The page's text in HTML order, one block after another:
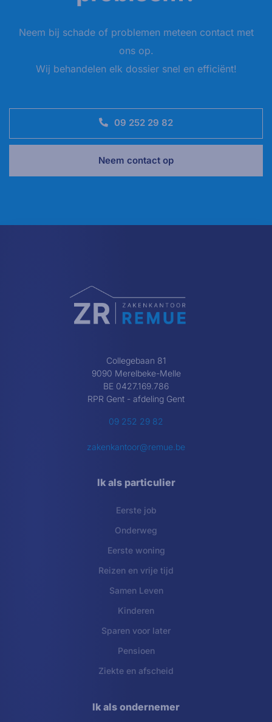
Neem bij schade of problemen meteen contact met
ons op.
Wij behandelen elk dossier snel en efficiënt!
09 252 29 82
Neem contact op
Collegebaan 81
9090 Merelbeke-Melle
BE 0427.169.786
RPR Gent - afdeling Gent
09 252 29 82
zakenkantoor@remue.be
Ik als particulier
Eerste job
Onderweg
Eerste woning
Reizen en vrije tijd
Samen Leven
Kinderen
Sparen voor later
Pensioen
Ziekte en afscheid
Ik als ondernemer